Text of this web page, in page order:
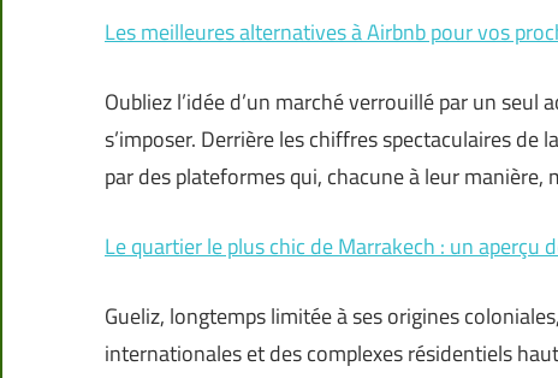
Les meilleures alternatives à Airbnb pour vos
Oubliez l’idée d’un marché verrouillé par un
s’imposer. Derrière les chiffres spectaculaires
par des plateformes qui, chacune à leur manière,
Le quartier le plus chic de Marrakech : un aperçu
Gueliz, longtemps limitée à ses origines
internationales et des complexes résidentiels